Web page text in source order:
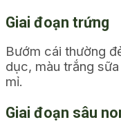
Giai đoạn trứng
Bướm cái thường
dục, màu trắng
mỉ.
Giai đoạn sâu